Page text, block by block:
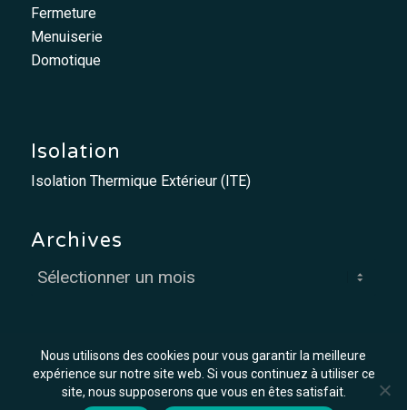
Fermeture
Menuiserie
Domotique
Isolation
Isolation Thermique Extérieur (ITE)
Archives
© MCO - Mis à flot parGraph'in !
Nous utilisons des cookies pour vous garantir la meilleure
expérience sur notre site web. Si vous continuez à utiliser ce
site, nous supposerons que vous en êtes satisfait.